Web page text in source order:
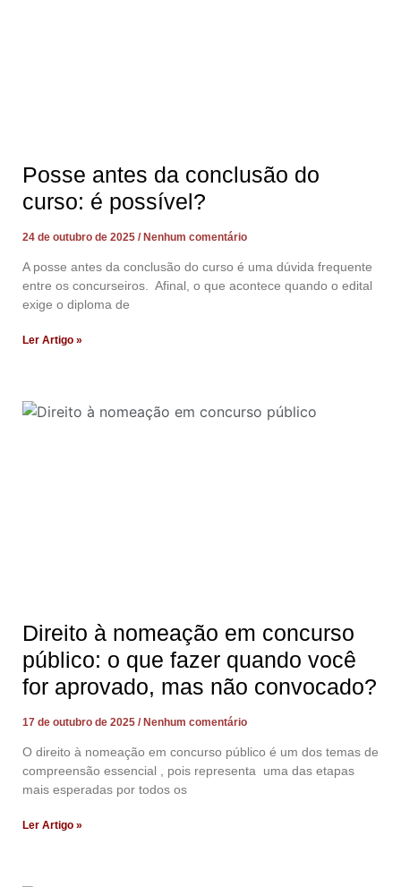
Posse antes da conclusão do
curso: é possível?
24 de outubro de 2025 Nenhum comentário
A posse antes da conclusão do curso é uma dúvida frequente
entre os concurseiros. Afinal, o que acontece quando o edital
exige o diploma de
Ler Artigo »
Direito à nomeação em concurso
público: o que fazer quando você
for aprovado, mas não convocado?
17 de outubro de 2025 Nenhum comentário
O direito à nomeação em concurso público é um dos temas de
compreensão essencial , pois representa uma das etapas
mais esperadas por todos os
Ler Artigo »